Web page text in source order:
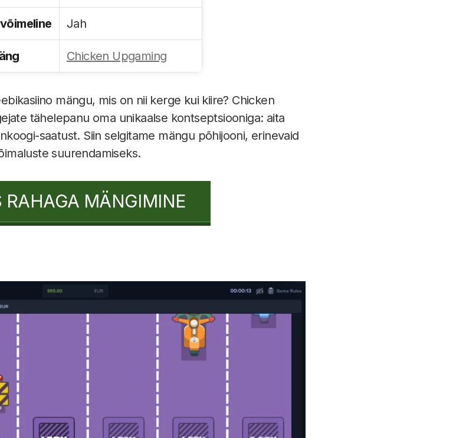
Jah
Chicken Upgaming
mängu, mis on nii kerge kui kiire? Chicken
tähelepanu oma unikaalse kontseptsiooniga: aita
saatust. Siin selgitame mängu põhijooni, erinevaid
suurendamiseks.
RAHAGA MÄNGIMINE